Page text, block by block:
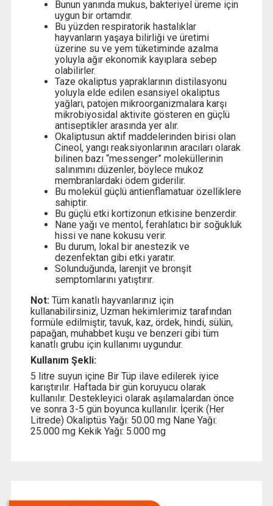
Bunun yanında mukus, bakteriyel üreme için
uygun bir ortamdır.
Bu yüzden respiratorik hastalıklar
hayvanların yaşaya bilirliği ve üretimi
üzerine su ve yem tüketiminde azalma
yoluyla ağır ekonomik kayıplara sebep
olabilirler.
Taze okaliptus yapraklarının distilasyonu
yoluyla elde edilen esansiyel okaliptus
yağları, patojen mikroorganizmalara karşı
mikrobiyosidal aktivite gösteren en güçlü
antiseptikler arasında yer alır.
Okaliptusun aktif maddelerinden birisi olan
Cineol, yangı reaksiyonlarının aracıları olarak
bilinen bazı “messenger” moleküllerinin
salınımını düzenler, böylece mukoz
membranlardaki ödem giderilir.
Bu molekül güçlü antienflamatuar özelliklere
sahiptir.
Bu güçlü etki kortizonun etkisine benzerdir.
Nane yağı ve mentol, ferahlatıcı bir soğukluk
hissi ve nane kokusu verir.
Bu durum, lokal bir anestezik ve
dezenfektan gibi etki yaratır.
Solunduğunda, larenjit ve bronşit
semptomlarını yatıştırır.
Not:Tüm kanatlı hayvanlarınız için
kullanabilirsiniz, Uzman hekimlerimiz tarafından
formüle edilmiştir, tavuk, kaz, ördek, hindi, sülün,
papağan, muhabbet kuşu ve benzeri gibi tüm
kanatlı grubu için kullanımı uygundur.
Kullanım Şekli:
5 litre suyun içine Bir Tüp ilave edilerek iyice
karıştırılır. Haftada bir gün koruyucu olarak
kullanılır. Destekleyici olarak aşılamalardan önce
ve sonra 3-5 gün boyunca kullanılır. İçerik (Her
Litrede) Okaliptüs Yağı: 50.00 mg Nane Yağı:
25.000 mg Kekik Yağı: 5.000 mg